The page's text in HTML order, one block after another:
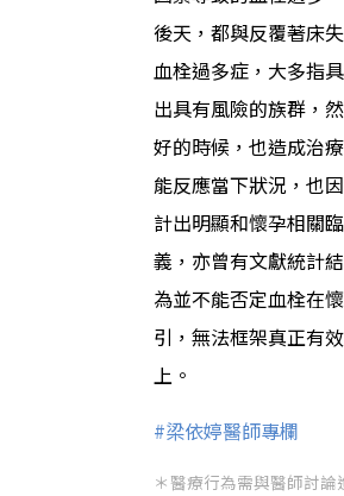
後天，都與反覆著床
血栓過多症，大多指
出具有風險的族群，
好的時候，也造成治
能反應當下狀況，也
計出明顯和懷孕相關
義，亦曾有文獻統計
為並不能否定血栓在
引，無法框架真正有
上。
#梁依婷醫師專欄
＊醫療行為需與醫師討